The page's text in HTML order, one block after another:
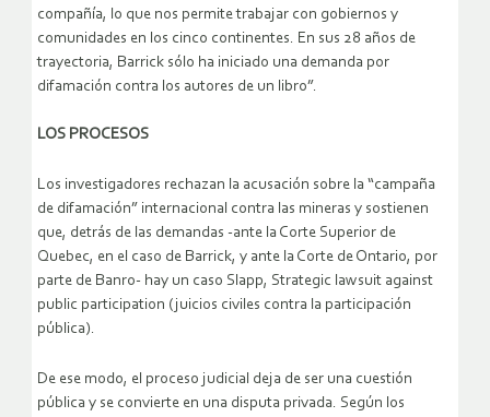
compañía, lo que nos permite trabajar con gobiernos y
comunidades en los cinco continentes. En sus 28 años de
trayectoria, Barrick sólo ha iniciado una demanda por
difamación contra los autores de un libro”.
LOS PROCESOS
Los investigadores rechazan la acusación sobre la “campaña
de difamación” internacional contra las mineras y sostienen
que, detrás de las demandas -ante la Corte Superior de
Quebec, en el caso de Barrick, y ante la Corte de Ontario, por
parte de Banro- hay un caso Slapp, Strategic lawsuit against
public participation (juicios civiles contra la participación
pública).
De ese modo, el proceso judicial deja de ser una cuestión
pública y se convierte en una disputa privada. Según los